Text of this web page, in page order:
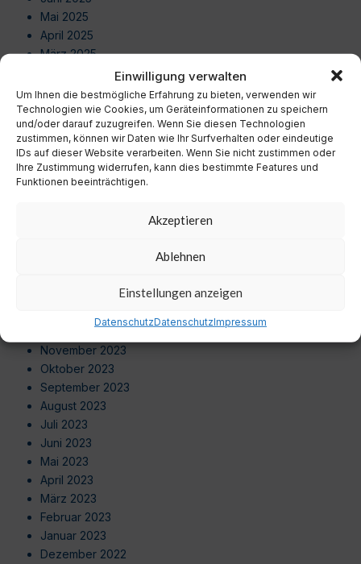
Einwilligung verwalten
Um Ihnen die bestmögliche Erfahrung zu bieten, verwenden wir
Technologien wie Cookies, um Geräteinformationen zu speichern
und/oder darauf zuzugreifen. Wenn Sie diesen Technologien
zustimmen, können wir Daten wie Ihr Surfverhalten oder eindeutige
IDs auf dieser Website verarbeiten. Wenn Sie nicht zustimmen oder
Ihre Zustimmung widerrufen, kann dies bestimmte Features und
Funktionen beeinträchtigen.
Akzeptieren
Ablehnen
Einstellungen anzeigen
DatenschutzDatenschutzImpressum
Mai 2025
April 2025
März 2025
Januar 2025
Dezember 2024
November 2024
Oktober 2024
September 2024
August 2024
Dezember 2023
November 2023
Oktober 2023
September 2023
August 2023
Juli 2023
Juni 2023
Mai 2023
April 2023
März 2023
Februar 2023
Januar 2023
Dezember 2022